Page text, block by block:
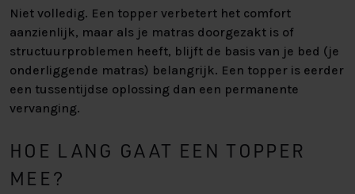
Niet volledig. Een topper verbetert het comfort
aanzienlijk, maar als je matras doorgezakt is of
structuurproblemen heeft, blijft de basis van je bed (je
onderliggende matras) belangrijk. Een topper is eerder
een tussentijdse oplossing dan een permanente
vervanging.
HOE LANG GAAT EEN TOPPER
MEE?